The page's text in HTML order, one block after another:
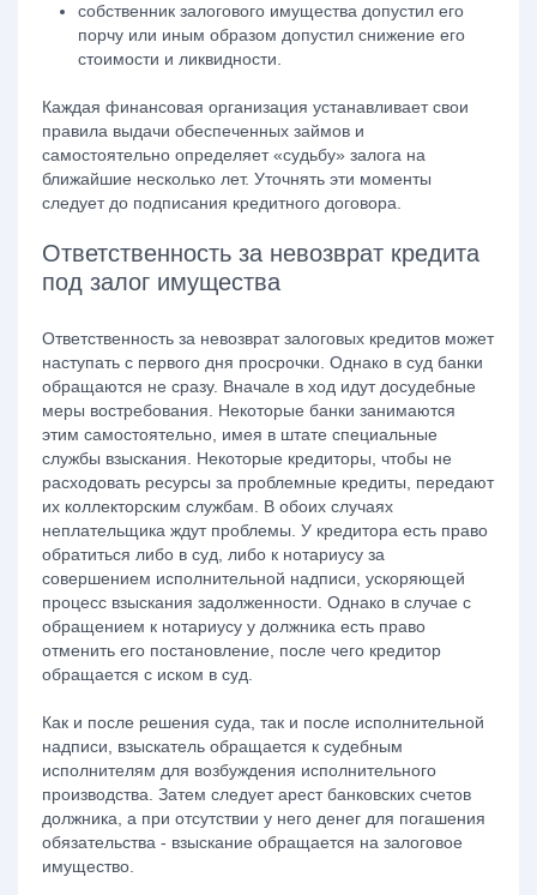
собственник залогового имущества допустил его
порчу или иным образом допустил снижение его
стоимости и ликвидности.
Каждая финансовая организация устанавливает свои
правила выдачи обеспеченных займов и
самостоятельно определяет «судьбу» залога на
ближайшие несколько лет. Уточнять эти моменты
следует до подписания кредитного договора.
Ответственность за невозврат кредита
под залог имущества
Ответственность за невозврат залоговых кредитов может
наступать с первого дня просрочки. Однако в суд банки
обращаются не сразу. Вначале в ход идут досудебные
меры востребования. Некоторые банки занимаются
этим самостоятельно, имея в штате специальные
службы взыскания. Некоторые кредиторы, чтобы не
расходовать ресурсы за проблемные кредиты, передают
их коллекторским службам. В обоих случаях
неплательщика ждут проблемы. У кредитора есть право
обратиться либо в суд, либо к нотариусу за
совершением исполнительной надписи, ускоряющей
процесс взыскания задолженности. Однако в случае с
обращением к нотариусу у должника есть право
отменить его постановление, после чего кредитор
обращается с иском в суд.
Как и после решения суда, так и после исполнительной
надписи, взыскатель обращается к судебным
исполнителям для возбуждения исполнительного
производства. Затем следует арест банковских счетов
должника, а при отсутствии у него денег для погашения
обязательства - взыскание обращается на залоговое
имущество.